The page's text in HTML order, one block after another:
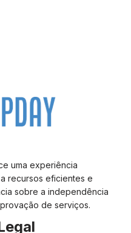
uma experiência
recursos eficientes e
sobre a independência
de serviços.